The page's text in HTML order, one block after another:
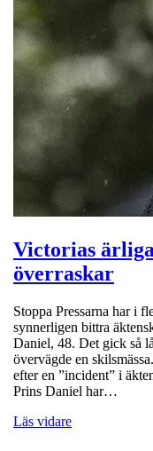
Victorias
överraskar
Stoppa Pressarna har i
synnerligen bittra
Daniel, 48. Det gick så
övervägde en
efter en ”incident” i
Prins Daniel har…
Läs vidare